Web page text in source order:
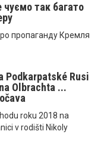
чуємо так багато
пропаганду Кремля
Podkarpatské Rusi
Olbrachta ...
roku 2018 na
v rodišti Nikoly